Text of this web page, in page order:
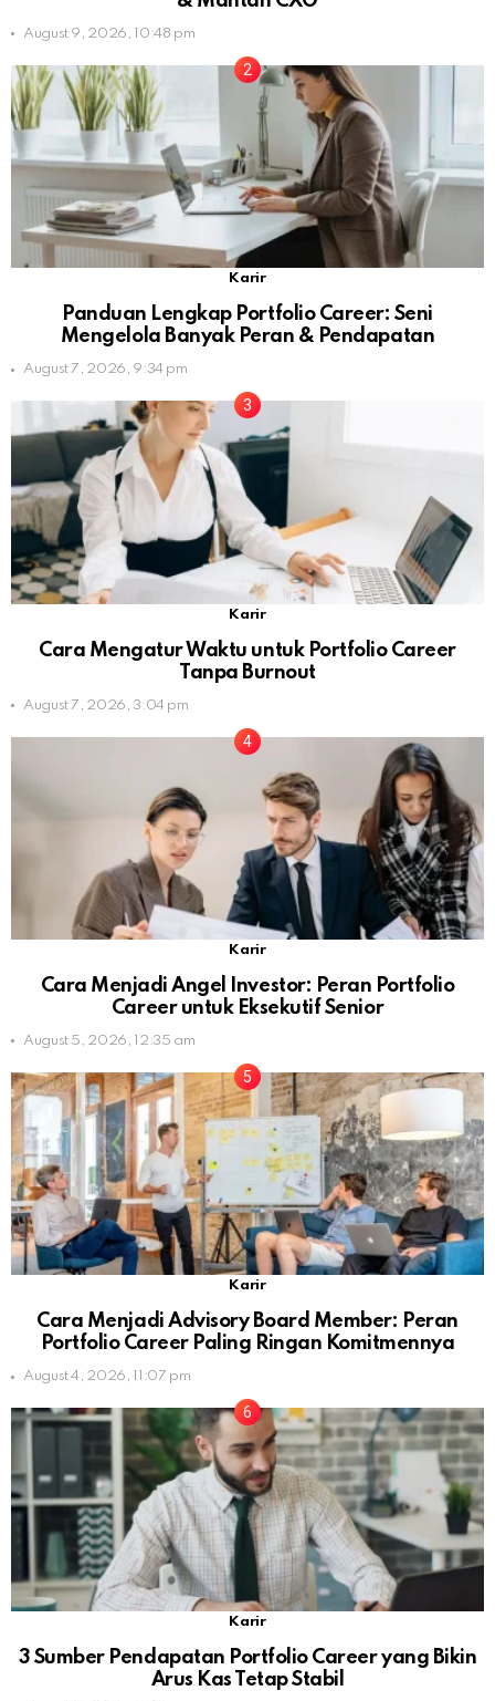
August 9, 2026, 10:48 pm
Karir
Panduan Lengkap Portfolio Career: Seni
Mengelola Banyak Peran & Pendapatan
August 7, 2026, 9:34 pm
Karir
Cara Mengatur Waktu untuk Portfolio Career
Tanpa Burnout
August 7, 2026, 3:04 pm
Karir
Cara Menjadi Angel Investor: Peran Portfolio
Career untuk Eksekutif Senior
August 5, 2026, 12:35 am
Karir
Cara Menjadi Advisory Board Member: Peran
Portfolio Career Paling Ringan Komitmennya
August 4, 2026, 11:07 pm
Karir
3 Sumber Pendapatan Portfolio Career yang Bikin
Arus Kas Tetap Stabil